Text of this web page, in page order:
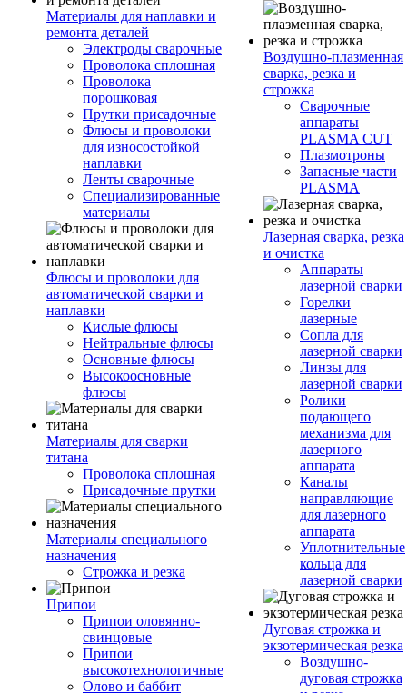
Материалы для наплавки и
ремонта деталей
Электроды сварочные
Проволока сплошная
Проволока
порошковая
Прутки присадочные
Флюсы и проволоки
для износостойкой
наплавки
Ленты сварочные
Специализированные
материалы
Флюсы и проволоки для
автоматической сварки и
наплавки
Кислые флюсы
Нейтральные флюсы
Основные флюсы
Высокоосновные
флюсы
Материалы для сварки
титана
Проволока сплошная
Присадочные прутки
Материалы специального
назначения
Строжка и резка
Припои
Припои оловянно-
свинцовые
Припои
высокотехнологичные
Олово и баббит
Воздушно-плазменная
сварка, резка и
строжка
Сварочные
аппараты
PLASMA CUT
Плазмотроны
Запасные части
PLASMA
Лазерная сварка, резка
и очистка
Аппараты
лазерной сварки
Горелки
лазерные
Сопла для
лазерной сварки
Линзы для
лазерной сварки
Ролики
подающего
механизма для
лазерного
аппарата
Каналы
направляющие
для лазерного
аппарата
Уплотнительные
кольца для
лазерной сварки
Дуговая строжка и
экзотермическая резка
Воздушно-
дуговая строжка